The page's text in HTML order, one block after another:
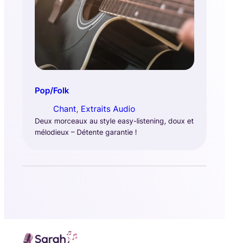
Pop/Folk
Chant, Extraits Audio
Deux morceaux au style easy-listening, doux et
mélodieux – Détente garantie !